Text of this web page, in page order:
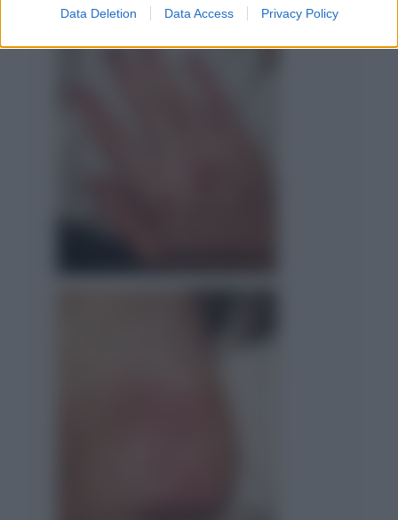
Data Deletion Data Access Privacy Policy